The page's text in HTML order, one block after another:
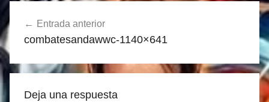
de
entradas
Entrada anterior
combatesandawwc-1140×641
Deja una respuesta